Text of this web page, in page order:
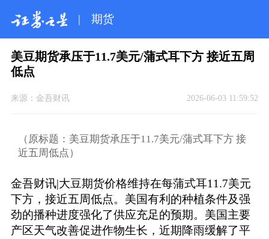
| 期货
美豆期货承压于11.7美元/蒲式耳下方 接近五周
低点
来源： 金吾财讯 2026-06-03 11:59:52
（原标题：美豆期货承压于11.7美元/蒲式耳下方 接
近五周低点）
金吾财讯|大豆期货价格维持在每蒲式耳11.7美元
下方，接近五周低点。美国有利的种植条件及强
劲的播种进度强化了供应充足的预期。美国主要
产区天气改善促进作物生长，近期降雨缓解了平